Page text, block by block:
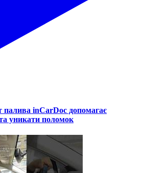
палива inCarDoc допомагає
уникати поломок